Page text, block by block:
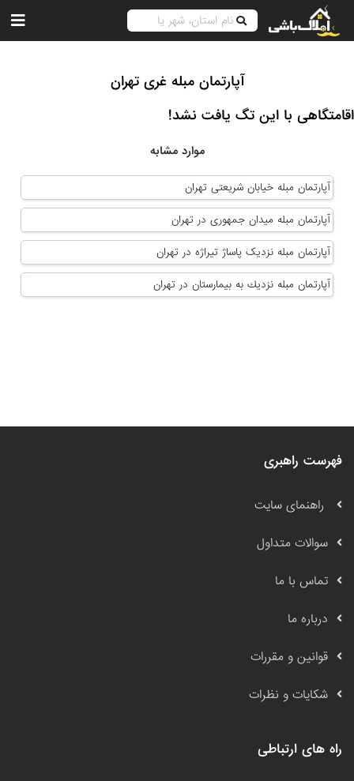
آپارتمان مبله غری تهران
اقامتگاهی با این تگ یافت نشد!
موارد مشابه
آپارتمان مبله خيابان شريعتی تهران
آپارتمان مبله میدان جمهوری در تهران
آپارتمان مبله نزدیک پاساژ تیراژه در تهران
آپارتمان مبله نزديك به بيمارستان در تهران
فهرست راهبری
راهنمای سایت
سوالات متداول
تماس با ما
درباره ما
قوانین و مقررات
شکایات و نظرات
راه های ارتباطی